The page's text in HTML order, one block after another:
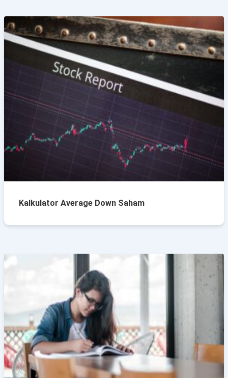
Kalkulator Average Down Saham